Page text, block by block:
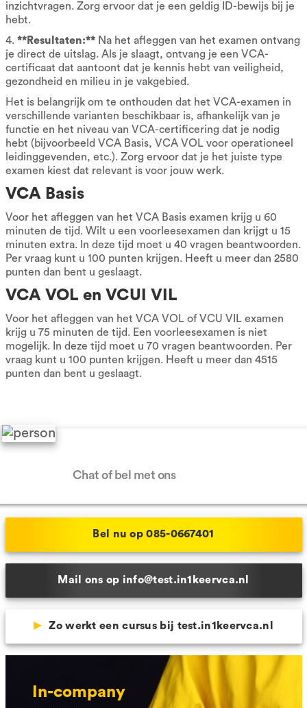
inzichtvragen. Zorg ervoor dat je een geldig ID-bewijs bij je
hebt.
4. **Resultaten:**Na het afleggen van het examen ontvang
je direct de uitslag. Als je slaagt, ontvang je een VCA-
certificaat dat aantoont dat je kennis hebt van veiligheid,
gezondheid en milieu in je vakgebied.
Het is belangrijk om te onthouden dat het VCA-examen in
verschillende varianten beschikbaar is, afhankelijk van je
functie en het niveau van VCA-certificering dat je nodig
hebt (bijvoorbeeld VCA Basis, VCA VOL voor operationeel
leidinggevenden, etc.). Zorg ervoor dat je het juiste type
examen kiest dat relevant is voor jouw werk.
VCA Basis
Voor het afleggen van het VCA Basis examen krijg u 60
minuten de tijd. Wilt u een voorleesexamen dan krijgt u 15
minuten extra. In deze tijd moet u 40 vragen beantwoorden.
Per vraag kunt u 100 punten krijgen. Heeft u meer dan 2580
punten dan bent u geslaagt.
VCA VOL en VCUI VIL
Voor het afleggen van het VCA VOL of VCU VIL examen
krijg u 75 minuten de tijd. Een voorleesexamen is niet
mogelijk. In deze tijd moet u 70 vragen beantwoorden. Per
vraag kunt u 100 punten krijgen. Heeft u meer dan 4515
punten dan bent u geslaagt.
Chat of bel met ons
Bel nu op 085-0667401
Mail ons op info@test.in1keervca.nl
Zo werkt een cursus bij test.in1keervca.nl
In-company